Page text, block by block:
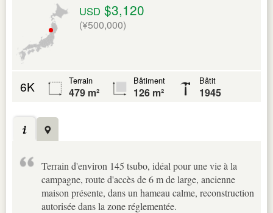
USD $3,120
(¥500,000)
6K Terrain
479 m²
Bâtiment
126 m²
Bâtit
1945
Terrain d'environ 145 tsubo, idéal pour une vie à la
campagne, route d'accès de 6 m de large, ancienne
maison présente, dans un hameau calme, reconstruction
autorisée dans la zone réglementée.